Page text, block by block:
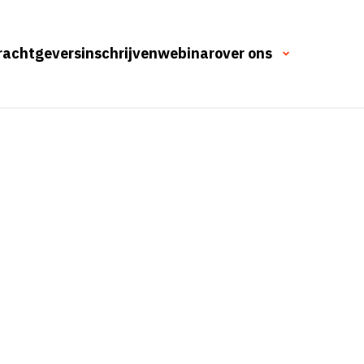
inschrijvenwebinarover ons